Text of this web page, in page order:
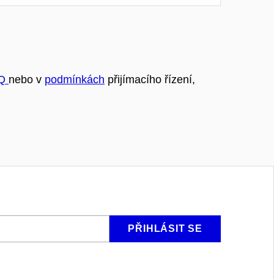
nebo v podmínkách přijímacího řízení,
PŘIHLÁSIT SE